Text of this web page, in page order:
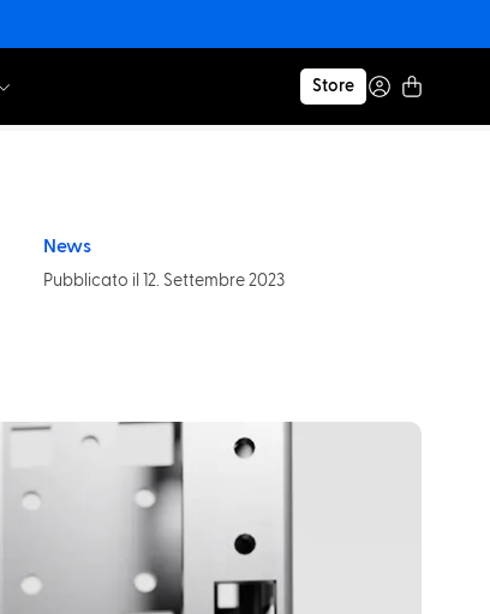
Store
News
Pubblicato il 12. Settembre 2023